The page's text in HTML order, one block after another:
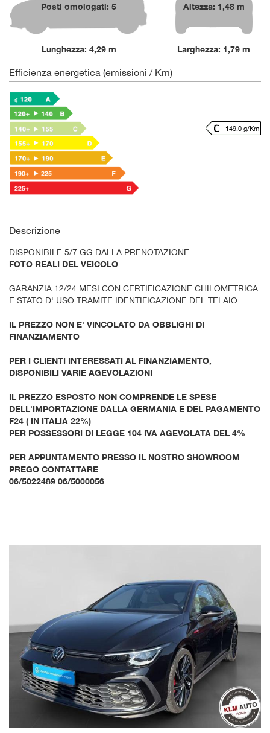
Posti omologati: 5
Lunghezza: 4,29 m
Altezza: 1,48 m
Larghezza: 1,79 m
Efficienza energetica (emissioni / Km)
149.0 g/Km
Descrizione
DISPONIBILE 5/7 GG DALLA PRENOTAZIONE
FOTO REALI DEL VEICOLO
GARANZIA 12/24 MESI CON CERTIFICAZIONE CHILOMETRICA
E STATO D' USO TRAMITE IDENTIFICAZIONE DEL TELAIO
IL PREZZO NON E' VINCOLATO DA OBBLIGHI DI
FINANZIAMENTO
PER I CLIENTI INTERESSATI AL FINANZIAMENTO,
DISPONIBILI VARIE AGEVOLAZIONI
IL PREZZO ESPOSTO NON COMPRENDE LE SPESE
DELL'IMPORTAZIONE DALLA GERMANIA E DEL PAGAMENTO
F24 ( IN ITALIA 22%)
PER POSSESSORI DI LEGGE 104 IVA AGEVOLATA DEL 4%
PER APPUNTAMENTO PRESSO IL NOSTRO SHOWROOM
PREGO CONTATTARE
06/5022489 06/5000056